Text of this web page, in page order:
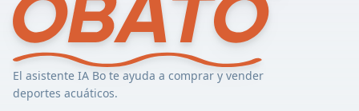
El asistente IA Bo te ayuda a comprar y vender
deportes acuáticos.